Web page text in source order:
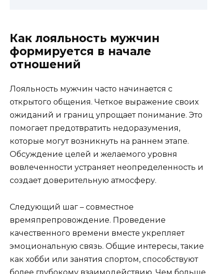
Как лояльность мужчин
формируется в начале
отношений
Лояльность мужчин часто начинается с
открытого общения. Четкое выражение своих
ожиданий и границ упрощает понимание. Это
помогает предотвратить недоразумения,
которые могут возникнуть на раннем этапе.
Обсуждение целей и желаемого уровня
вовлеченности устраняет неопределенность и
создает доверительную атмосферу.
Следующий шаг – совместное
времяпрепровождение. Проведение
качественного времени вместе укрепляет
эмоциональную связь. Общие интересы, такие
как хобби или занятия спортом, способствуют
более глубокому взаимодействию. Чем больше